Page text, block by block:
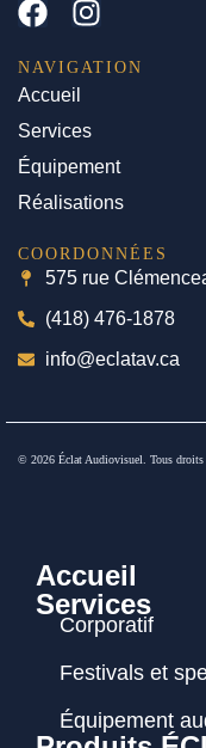
NAVIGATION
Accueil
Services
Équipement
Réalisations
COORDONNÉES
575 rue
(418) 476-1878
info@eclatav.ca
© 2026 Éclat Audiovisuel. Tous droits
Accueil
Services
Corporatif
Festivals et
Équipement